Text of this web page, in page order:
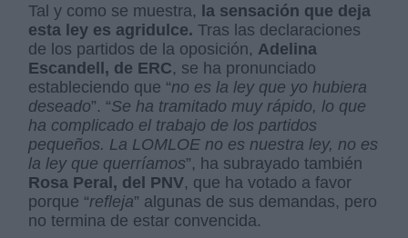
Tal y como se muestra, la sensación que deja
esta ley es agridulce. Tras las declaraciones
de los partidos de la oposición, Adelina
Escandell, de ERC, se ha pronunciado
estableciendo que “no es la ley que yo hubiera
deseado”. “Se ha tramitado muy rápido, lo que
ha complicado el trabajo de los partidos
pequeños. La LOMLOE no es nuestra ley, no es
la ley que querríamos”, ha subrayado también
Rosa Peral, del PNV, que ha votado a favor
porque “refleja” algunas de sus demandas, pero
no termina de estar convencida.